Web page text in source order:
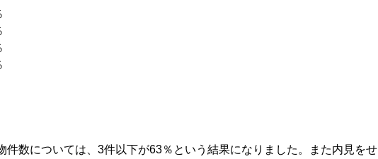
件数については、3件以下が63％という結果になりました。また内見をせ